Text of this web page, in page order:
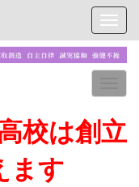
校は創立
ます